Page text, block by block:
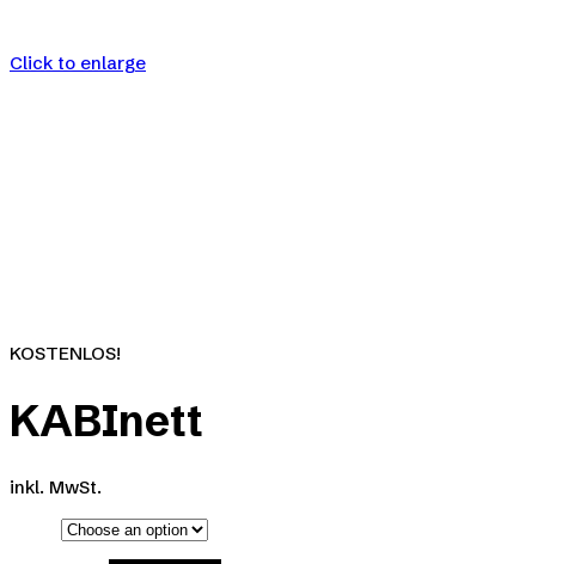
Click to enlarge
KOSTENLOS!
KABInett
inkl. MwSt.